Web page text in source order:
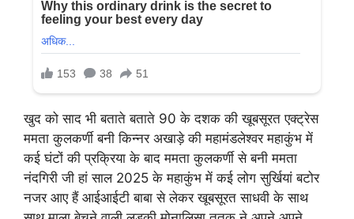
खुद को साद भी बताते बताते 90 के दशक की खूबसूरत एक्ट्रेस
ममता कुलकर्णी बनी किन्नर अखाड़े की महामंडलेश्वर महाकुंभ में
कई घंटों की प्रक्रिया के बाद ममता कुलकर्णी से बनी ममता
नंदगिरी जी हां साल 2025 के महाकुंभ में कई लोग सुर्खियां बटोर
नजर आए हैं आईआईटी बाबा से लेकर खूबसूरत साधवी के साथ